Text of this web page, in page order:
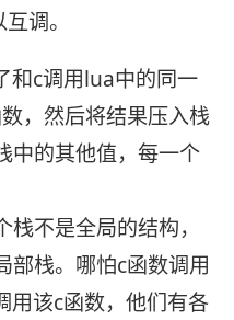
调。
和c调用lua中的同一
，然后将结果压入栈
中的其他值，每一个
不是全局的结构，
部栈。哪怕c函数调用
该c函数，他们有各